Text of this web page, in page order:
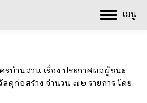
เมนู
รบ้านสวน เรื่อง ประกาศผลผู้ชนะ
สดุก่อสร้าง จำนวน ๗๒ รายการ โดย